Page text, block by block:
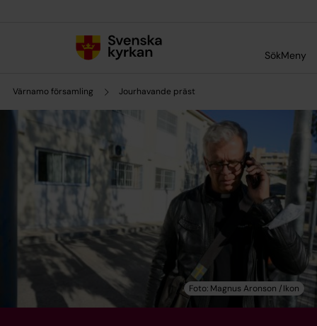
SökMeny
Värnamo församling Jourhavande präst